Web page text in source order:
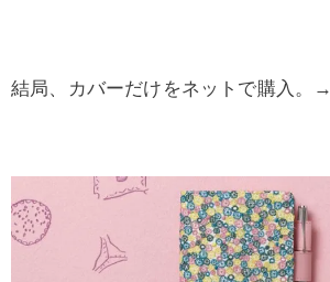
結局、カバーだけをネットで購入。→